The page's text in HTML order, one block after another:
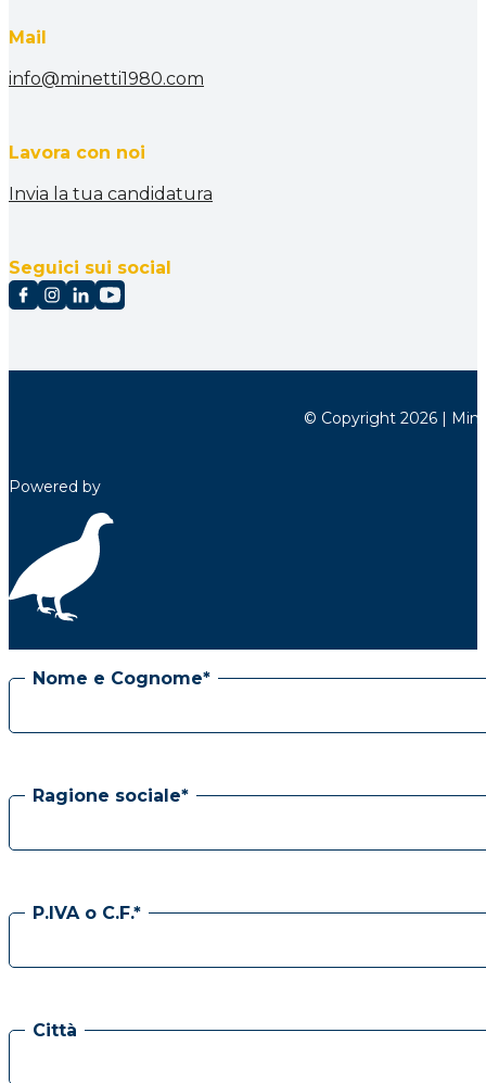
Mail
info@minetti1980.com
Lavora con noi
Invia la tua candidatura
Seguici sui social
© Copyright 2026 |
Powered by
Nome e Cognome*
Ragione sociale*
P.IVA o C.F.*
Città